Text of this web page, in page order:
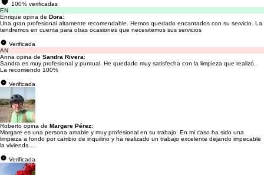
100% verificadas
EN
Enrique opina de Dora:
Una gran profesional altamente recomendable. Hemos quedado encantados con su servicio. La
tendremos en cuenta para otras ocasiones que necesitemos sus servicios
Verificada
AN
Anna opina de Sandra Rivera:
Sandra es muy profesional y puntual. He quedado muy satisfecha con la limpieza que realizó.
La recomiendo 100%
Verificada
Roberto opina de Margare Pérez:
Margare es una persona amable y muy profesional en su trabajo. En mi caso ha sido una
limpieza a fondo por cambio de inquilino y ha realizado un trabajo excelente dejando impecable
la vivienda....
Verificada